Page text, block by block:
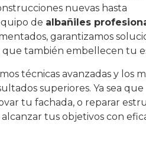
nuevas hasta
de albañiles
garantizamos
también embellecen tu
técnicas avanzadas y los
superiores. Ya sea que
tu fachada, o reparar
tus objetivos con